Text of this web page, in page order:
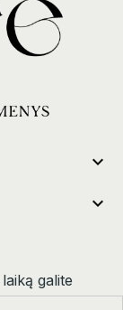


galite